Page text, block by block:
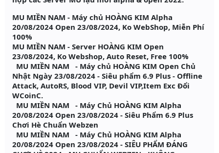
MU MIỀN NAM - Máy chủ HOÀNG KIM Alpha
20/08/2024 Open 23/08/2024, Ko WebShop, Miễn Phí
100%
MU MIỀN NAM - Server HOÀNG KIM Open
23/08/2024, Ko Webshop, Auto Reset, Free 100%
️ MU MIỀN NAM ️ - Máy chủ HOÀNG KIM Open Chủ
Nhật Ngày 23/08/2024 - Siêu phẩm 6.9 Plus - Offline
Attack, AutoRS, Blood VIP, Devil VIP,Item Exc Đổi
WCoinC.
MU MIỀN NAM - Máy Chủ HOÀNG KIM Alpha
20/08/2024 Open 23/08/2024 - Siêu Phẩm 6.9 Plus
Chơi Hè Chuẩn Webzen
MU MIỀN NAM - Máy Chủ HOÀNG KIM Alpha
20/08/2024 Open 23/08/2024 - SIÊU PHẨM ĐÁNG